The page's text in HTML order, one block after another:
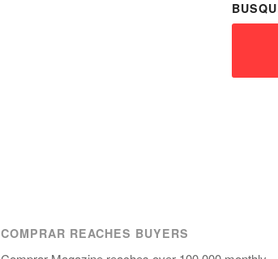
COMPRAR REACHES BUYERS